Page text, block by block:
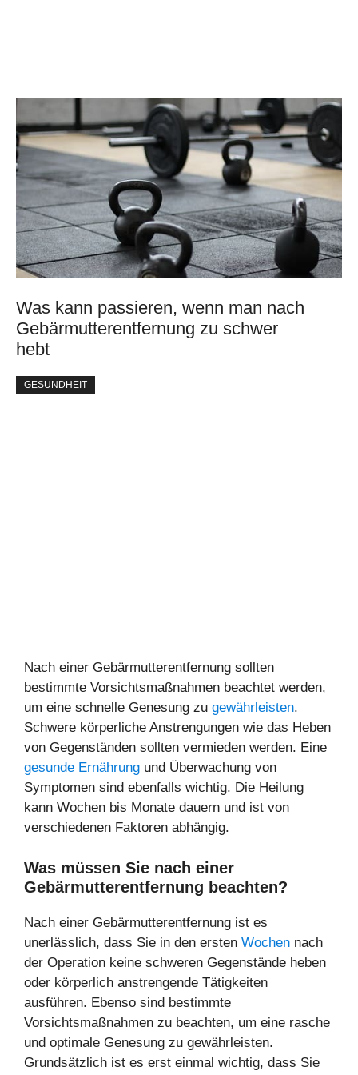
Was kann passieren, wenn man nach
Gebärmutterentfernung zu schwer
hebt
GESUNDHEIT
Nach einer Gebärmutterentfernung sollten
bestimmte Vorsichtsmaßnahmen beachtet werden,
um eine schnelle Genesung zu gewährleisten.
Schwere körperliche Anstrengungen wie das Heben
von Gegenständen sollten vermieden werden. Eine
gesunde Ernährung und Überwachung von
Symptomen sind ebenfalls wichtig. Die Heilung
kann Wochen bis Monate dauern und ist von
verschiedenen Faktoren abhängig.
Was müssen Sie nach einer
Gebärmutterentfernung beachten?
Nach einer Gebärmutterentfernung ist es
unerlässlich, dass Sie in den ersten Wochen nach
der Operation keine schweren Gegenstände heben
oder körperlich anstrengende Tätigkeiten
ausführen. Ebenso sind bestimmte
Vorsichtsmaßnahmen zu beachten, um eine rasche
und optimale Genesung zu gewährleisten.
Grundsätzlich ist es erst einmal wichtig, dass Sie